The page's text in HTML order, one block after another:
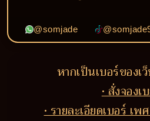
@somjade
หากเป็นเบอร์ของ
• สั่งจองเ
• รายละเอียดเบอร์ เพ